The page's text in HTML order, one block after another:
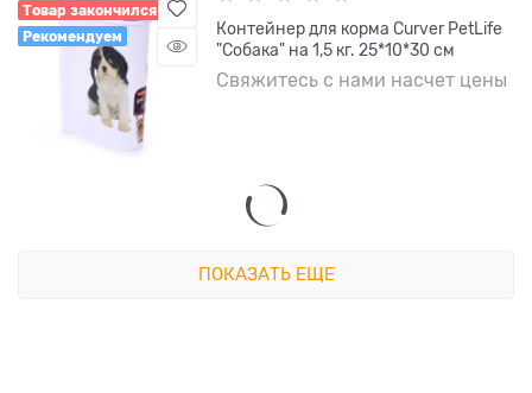
Товар закончился
Рекомендуем
Контейнер для корма Curver PetLife
"Собака" на 1,5 кг. 25*10*30 см
Свяжитесь с нами насчет цены
ПОКАЗАТЬ ЕЩЕ